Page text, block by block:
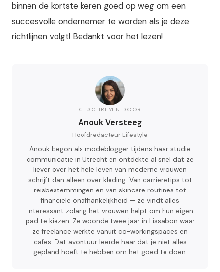
binnen de kortste keren goed op weg om een
succesvolle ondernemer te worden als je deze
richtlijnen volgt! Bedankt voor het lezen!
GESCHREVEN DOOR
Anouk Versteeg
Hoofdredacteur Lifestyle
Anouk begon als modeblogger tijdens haar studie
communicatie in Utrecht en ontdekte al snel dat ze
liever over het hele leven van moderne vrouwen
schrijft dan alleen over kleding. Van carrieretips tot
reisbestemmingen en van skincare routines tot
financiele onafhankelijkheid — ze vindt alles
interessant zolang het vrouwen helpt om hun eigen
pad te kiezen. Ze woonde twee jaar in Lissabon waar
ze freelance werkte vanuit co-workingspaces en
cafes. Dat avontuur leerde haar dat je niet alles
gepland hoeft te hebben om het goed te doen.